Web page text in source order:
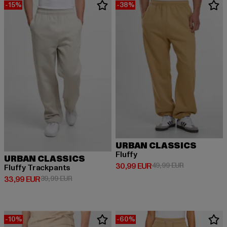
-15%
URBAN CLASSICS
Fluffy Trackpants
33,99 EUR
Derzeitiger Preis: 33,99 EUR
39,99 EURAktionspreis: 39,99 EUR
-38%
URBAN CLASSICS
Fluffy
30,99 EUR
Derzeitiger Preis: 30,99 EUR
49,99 EURAktionspreis:
-10% -60%